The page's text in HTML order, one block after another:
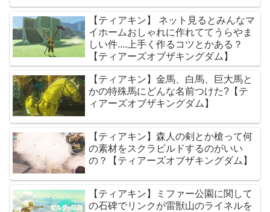
【ティアキン】 ネット見るとみんなマ
イホームおしゃれに作れててうらやま
しい件....上手く作るコツとかある？
【ティアーズオブザキングダム】
【ティアキン】金馬、白馬、巨大馬と
かの特殊馬にどんな名前つけた?【テ
ィアーズオブザキングダム】
【ティアキン】森人の剣とか槍って何
の素材をスクラビルドするのがいい
の？【ティアーズオブザキングダム】
【ティアキン】ミファー公園に関して
の石碑でリンクが雷獣山のライネルを